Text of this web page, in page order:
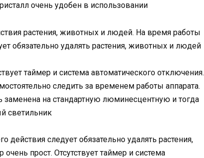
очень удобен в использовании
растения, животных и людей. На время работы
обязательно удалять растения, животных и людей
таймер и система автоматического отключения.
следить за временем работы аппарата.
на стандартную люминесцентную и тогда
светильник
следует обязательно удалять растения,
прост. Отсутствует таймер и система